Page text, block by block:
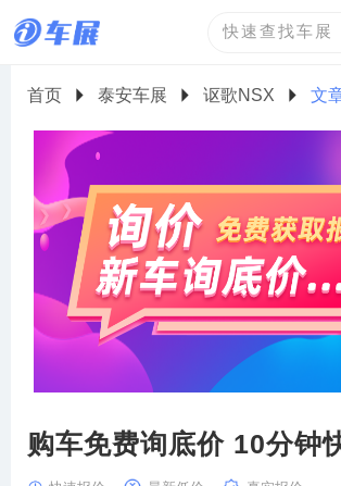
首页 泰安车展 讴歌NSX 文
购车免费询底价